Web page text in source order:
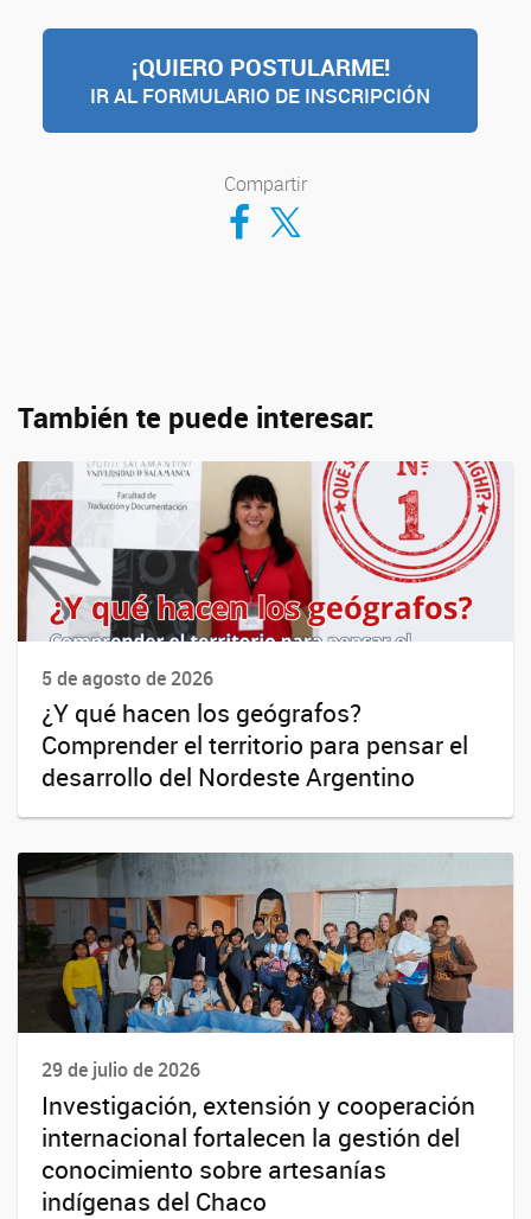
¡QUIERO POSTULARME!
IR AL FORMULARIO DE INSCRIPCIÓN
Compartir
Compartir en Facebook
Compartir en Twitter
También te puede interesar:
5 de agosto de 2026
¿Y qué hacen los geógrafos?
Comprender el territorio para pensar el
desarrollo del Nordeste Argentino
29 de julio de 2026
Investigación, extensión y cooperación
internacional fortalecen la gestión del
conocimiento sobre artesanías
indígenas del Chaco